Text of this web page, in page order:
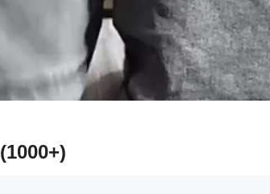
(1000+)